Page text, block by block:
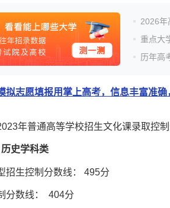
2026年
重点大
历年高
拟志愿填报用掌上高考，信息丰富准确
年普通高等学校招生文化课录取控制
史学科类
生控制分数线： 495分
数线： 404分